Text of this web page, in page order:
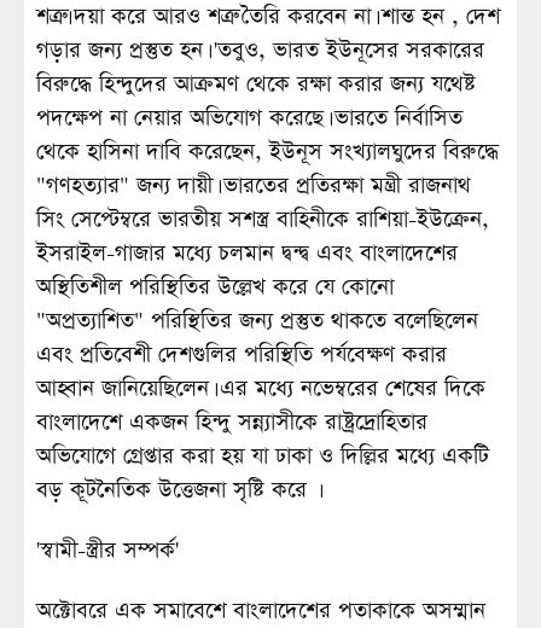
শত্রু। দয়া করে আরও শত্রু তৈরি করবেন না। শান্ত হন , দেশ
গড়ার জন্য প্রস্তুত হন। 'তবুও, ভারত ইউনূসের সরকারের
বিরুদ্ধে হিন্দুদের আক্রমণ থেকে রক্ষা করার জন্য যথেষ্ট
পদক্ষেপ না নেয়ার অভিযোগ করেছে। ভারতে নির্বাসিত
থেকে হাসিনা দাবি করেছেন, ইউনূস সংখ্যালঘুদের বিরুদ্ধে
"গণহত্যার" জন্য দায়ী। ভারতের প্রতিরক্ষা মন্ত্রী রাজনাথ
সিং সেপ্টেম্বরে ভারতীয় সশস্ত্র বাহিনীকে রাশিয়া-ইউক্রেন,
ইসরাইল-গাজার মধ্যে চলমান দ্বন্দ্ব এবং বাংলাদেশের
অস্থিতিশীল পরিস্থিতির উল্লেখ করে যে কোনো
"অপ্রত্যাশিত" পরিস্থিতির জন্য প্রস্তুত থাকতে বলেছিলেন
এবং প্রতিবেশী দেশগুলির পরিস্থিতি পর্যবেক্ষণ করার
আহ্বান জানিয়েছিলেন। এর মধ্যে নভেম্বরের শেষের দিকে
বাংলাদেশে একজন হিন্দু সন্ন্যাসীকে রাষ্ট্রদ্রোহিতার
অভিযোগে গ্রেপ্তার করা হয় যা ঢাকা ও দিল্লির মধ্যে একটি
বড় কূটনৈতিক উত্তেজনা সৃষ্টি করে ।
'স্বামী-স্ত্রীর সম্পর্ক'
অক্টোবরে এক সমাবেশে বাংলাদেশের পতাকাকে অসম্মান